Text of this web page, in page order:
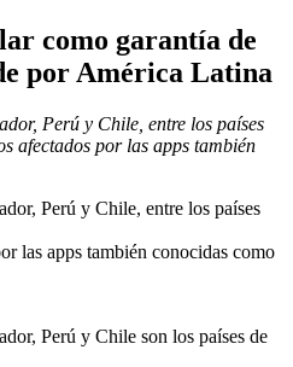
como garantía de
por América Latina
Perú y Chile, entre los países
afectados por las apps también
Perú y Chile, entre los países
las apps también conocidas como
Perú y Chile son los países de